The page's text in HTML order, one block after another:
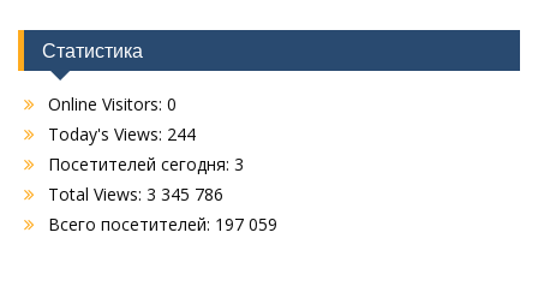
Статистика
Online Visitors: 0
Today's Views: 244
Посетителей сегодня: 3
Total Views: 3 345 786
Всего посетителей: 197 059